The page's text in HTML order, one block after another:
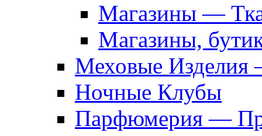
Магазины —
Магазины,
Меховые Изделия
Ночные Клубы
Парфюмерия —